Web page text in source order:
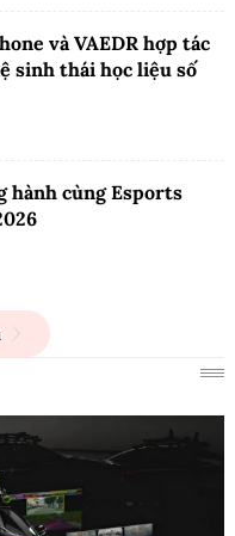
và VAEDR hợp tác
sinh thái học liệu số
hành cùng Esports